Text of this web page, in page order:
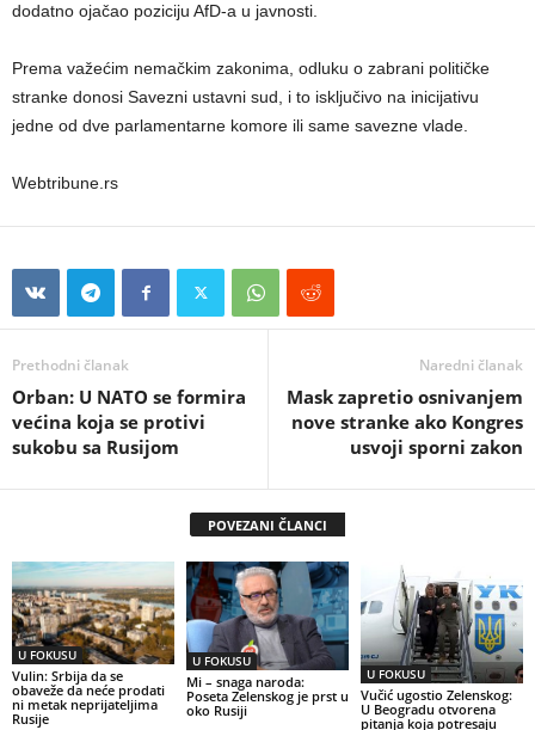
dodatno ojačao poziciju AfD-a u javnosti.
Prema važećim nemačkim zakonima, odluku o zabrani političke
stranke donosi Savezni ustavni sud, i to isključivo na inicijativu
jedne od dve parlamentarne komore ili same savezne vlade.
Webtribune.rs
Prethodni članak
Orban: U NATO se formira
većina koja se protivi
sukobu sa Rusijom
Naredni članak
Mask zapretio osnivanjem
nove stranke ako Kongres
usvoji sporni zakon
POVEZANI ČLANCI
U FOKUSU
Vulin: Srbija da se
obaveže da neće prodati
ni metak neprijateljima
Rusije
U FOKUSU
Mi – snaga naroda:
Poseta Zelenskog je prst u
oko Rusiji
U FOKUSU
Vučić ugostio Zelenskog:
U Beogradu otvorena
pitanja koja potresaju